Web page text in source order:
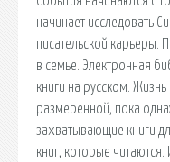
начинает исследовать
писательской карьеры.
в семье. Электронная
книги на русском.
размеренной, пока
захватывающие книги
книг, которые читаются.